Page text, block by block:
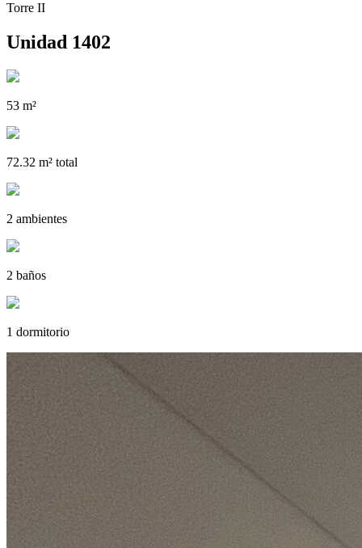
Torre II
Unidad 1402
53 m²
72.32 m² total
2 ambientes
2 baños
1 dormitorio